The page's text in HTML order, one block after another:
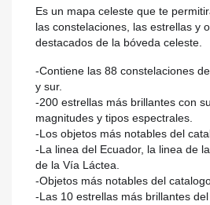
Es un mapa celeste que te
las constelaciones, las estrellas y
destacados de la bóveda celeste.
-Contiene las 88 constelaciones
y sur.
-200 estrellas más brillantes con
magnitudes y tipos espectrales.
-Los objetos más notables del
-La linea del Ecuador, la linea de
de la Vía Láctea.
-Objetos más notables del
-Las 10 estrellas más brillantes del